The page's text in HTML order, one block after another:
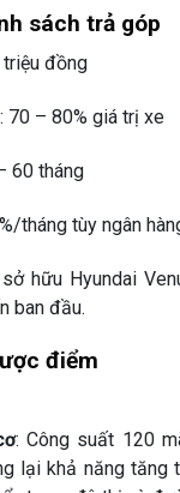
sách trả góp
đồng
: 70 – 80% giá trị xe
60 tháng
tháng tùy ngân
hữu Hyundai
ban đầu.
điểm
: Công suất 120
lại khả năng tăng